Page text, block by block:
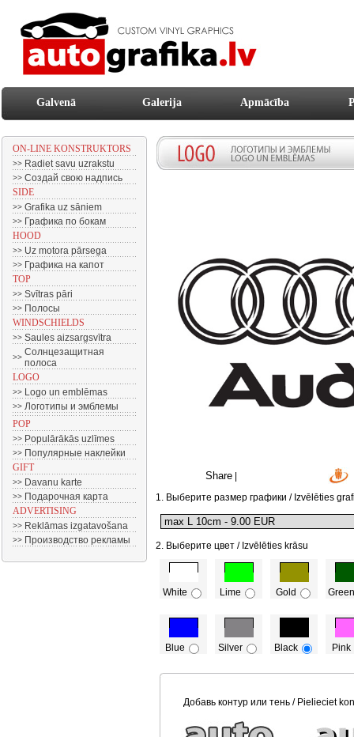
Galvenā Galerija Apmācība
ON-LINE KONSTRUKTORS
>> Radiet savu uzrakstu
>> Создай свою надпись
SIDE
>> Grafika uz sāniem
>> Графика по бокам
HOOD
>> Uz motora pārsega
>> Графика на капот
TOP
>> Svītras pāri
>> Полосы
WINDSCHIELDS
>> Saules aizsargsvītra
>> Солнцезащитная
полоса
LOGO
>> Logo un emblēmas
>> Логотипы и эмблемы
POP
>> Populārākās uzlīmes
>> Популярные наклейки
GIFT
>> Davanu karte
>> Подарочная карта
ADVERTISING
>> Reklāmas izgatavošana
>> Производство рекламы
Share
1. Выберите размер графики / Izvēlēties
2. Выберите цвет / Izvēlēties krāsu
White Lime Gold Green
Blue Silver Black Pink
Добавь контур или тень / Pielieciet